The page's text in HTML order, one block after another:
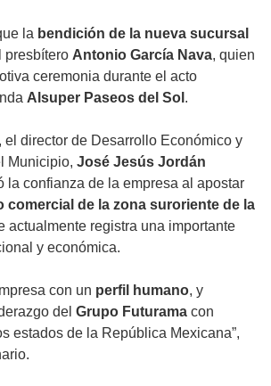
la bendición de la nueva sucursal
presbítero Antonio García Nava, quien
ceremonia durante el acto
Alsuper Paseos del Sol .
el director de Desarrollo Económico y
Municipio, José Jesús Jordán
la confianza de la empresa al apostar
comercial de la zona suroriente de la
actualmente registra una importante
y económica.
con un perfil humano, y
del Grupo Futurama con
estados de la República Mexicana”,